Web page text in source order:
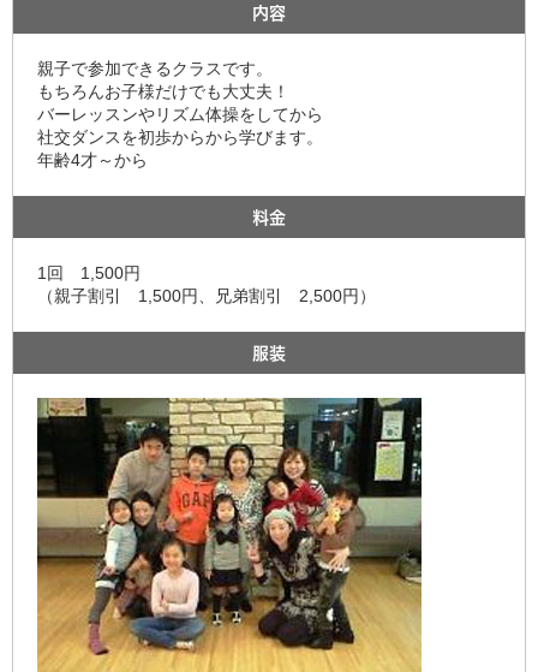
内容
親子で参加できるクラスです。
もちろんお子様だけでも大丈夫！
バーレッスンやリズム体操をしてから
社交ダンスを初歩からから学びます。
年齢4才～から
料金
1回 1,500円
（親子割引 1,500円、兄弟割引 2,500円）
服装